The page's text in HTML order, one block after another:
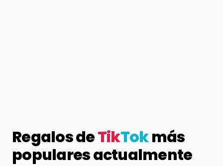
Regalos deTikTokmás
populares actualmente